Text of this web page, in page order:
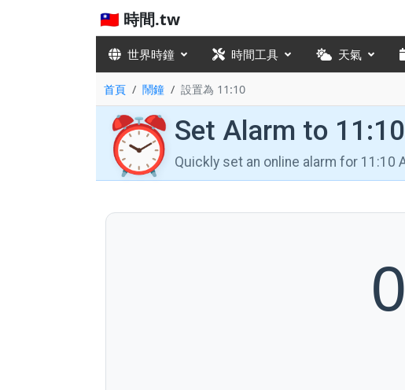
🇹🇼 時間.tw
世界時鐘 時間工具 天氣
首頁 鬧鐘 設置為 11:10
⏰ Set Alarm to
Quickly set an online alarm for 11:10